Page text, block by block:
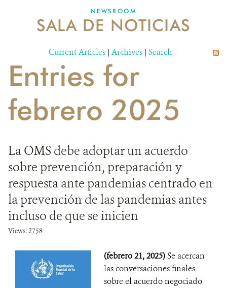
MECANISMO DE ATENCIÓN DE QUEJAS Y RECLAMOS
DONA
NEWSROOM
SALA DE NOTICIAS
Current Articles | Archives | Search
Entries for
febrero 2025
La OMS debe adoptar un acuerdo
sobre prevención, preparación y
respuesta ante pandemias centrado en
la prevención de las pandemias antes
incluso de que se inicien
Views: 2758
(febrero 21, 2025)Se acercan
las conversaciones finales
sobre el acuerdo negociado